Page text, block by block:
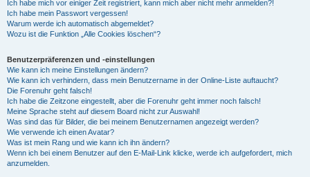
Ich habe mich vor einiger Zeit registriert, kann mich aber nicht mehr anmelden?!
Ich habe mein Passwort vergessen!
Warum werde ich automatisch abgemeldet?
Wozu ist die Funktion „Alle Cookies löschen“?
Benutzerpräferenzen und -einstellungen
Wie kann ich meine Einstellungen ändern?
Wie kann ich verhindern, dass mein Benutzername in der Online-Liste auftaucht?
Die Forenuhr geht falsch!
Ich habe die Zeitzone eingestellt, aber die Forenuhr geht immer noch falsch!
Meine Sprache steht auf diesem Board nicht zur Auswahl!
Was sind das für Bilder, die bei meinem Benutzernamen angezeigt werden?
Wie verwende ich einen Avatar?
Was ist mein Rang und wie kann ich ihn ändern?
Wenn ich bei einem Benutzer auf den E-Mail-Link klicke, werde ich aufgefordert, mich
anzumelden.